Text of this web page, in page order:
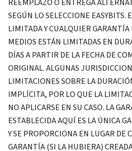
REEMPLAZO O ENTREGA
SEGÚN LO SELECCIONE EASYBITS.
LIMITADA Y CUALQUIER
MEDIOS ESTÁN LIMITADAS EN
DÍAS A PARTIR DE LA FECHA DE
ORIGINAL. ALGUNAS
LIMITACIONES SOBRE LA
IMPLÍCITA, POR LO QUE LA
NO APLICARSE EN SU CASO. LA
ESTABLECIDA AQUÍ ES LA ÚNICA
Y SE PROPORCIONA EN LUGAR DE
GARANTÍA (SI LA HUBIERA)